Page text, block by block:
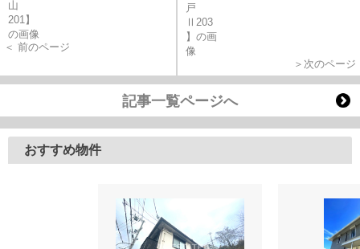
＜ 前のページ
＞次のページ
記事一覧ページへ
おすすめ物件